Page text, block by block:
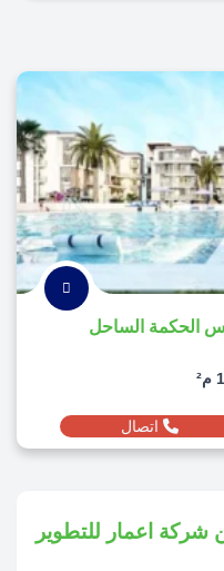
الحكمة الساحل
اتصال
شركة اعمار للتطوير